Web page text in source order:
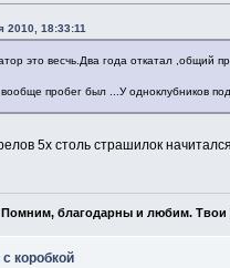
2010, 18:33:11
это весчь.Два года откатал ,общий
пробег был ...У одноклубников
5х столь страшилок
Помним, благодарны и любим. Твои
коробкой